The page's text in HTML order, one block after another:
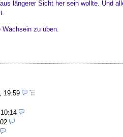
längerer Sicht her sein wollte. Und
zu üben.
19:59